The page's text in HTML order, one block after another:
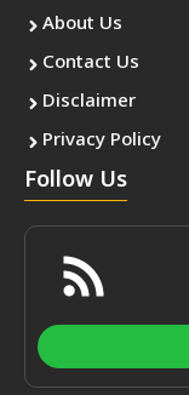
About Us
Contact Us
Disclaimer
Privacy Policy
Follow Us